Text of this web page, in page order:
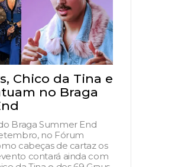
Chico da Tina e
no Braga
Braga Summer End
no Fórum
cabeças de cartaz os
contará ainda com